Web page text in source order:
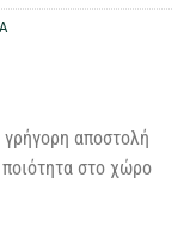
γρήγορη αποστολή
ποιότητα στο χώρο